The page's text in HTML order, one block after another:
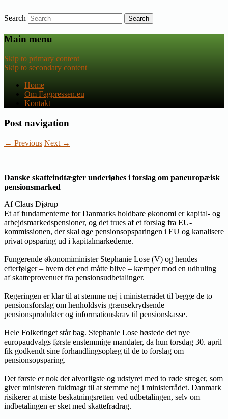
Fagpressen.eu
Nyheder om dansk EU-politik
Search
Main menu
Skip to primary content
Skip to secondary content
Home
Om Fagpressen.eu
Kontakt
Post navigation
← Previous Next →
Danske skatteindtægter underløbes i forslag om paneuropæisk
pensionsmarked
Af Claus Djørup
Et af fundamenterne for Danmarks holdbare økonomi er kapital- og
arbejdsmarkedspensioner, og det trues af et forslag fra EU-
kommissionen, der skal øge pensionsopsparingen i EU og kanalisere
privat opsparing ud i kapitalmarkederne.
Fungerende økonomiminister Stephanie Lose (V) og hendes
efterfølger – hvem det end måtte blive – kæmper mod en udhuling
af skatteprovenuet fra pensionsudbetalinger.
Regeringen er klar til at stemme nej i ministerrådet til begge de to
pensionsforslag om henholdsvis grænsekrydsende
pensionsprodukter og informationskrav til pensionskasse.
Hele Folketinget står bag. Stephanie Lose høstede det nye
europaudvalgs første enstemmige mandater, da hun torsdag 30. april
fik godkendt sine forhandlingsoplæg til de to forslag om
pensionsopsparing.
Det første er nok det alvorligste og udstyret med to røde streger, som
giver ministeren fuldmagt til at stemme nej i ministerrådet. Danmark
risikerer at miste beskatningsretten ved udbetalingen, selv om
indbetalingen er sket med skattefradrag.